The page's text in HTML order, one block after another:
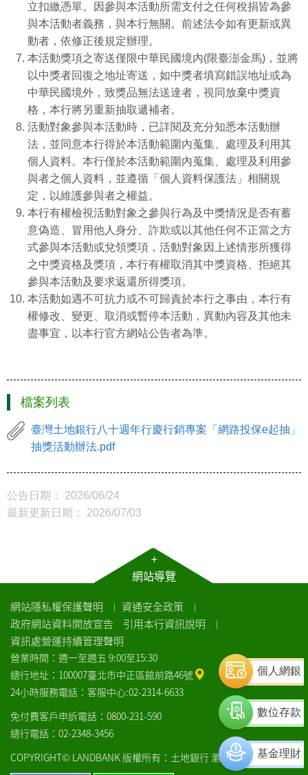
立扣繳憑單。因參與本活動所需支付之任何稅捐皆為參
與本活動者義務，與本行無關。前述法令如有更新或異
動者，依修正後規定辦理。
本活動獎項之寄送僅限中華民國境內(限臺澎金馬)，並將
以中獎者回復之地址寄送，如中獎者填寫錯誤地址或為
中華民國境外，致獎品無法送達者，視同放棄中獎資
格，本行將另重新抽取遞補者。
活動對象參與本活動時，已詳閱及充分知悉本活動辦
法，並同意本行得於本活動範圍內蒐集、處理及利用其
個人資料。本行僅於本活動範圍內蒐集、處理及利用參
與者之個人資料，並遵循「個人資料保護法」相關規
定，以維護參與者之權益。
本行有權檢視活動對象之參與行為及中獎情況是否有蓄
意偽造、冒用他人身分、詐欺或以其他任何不正當之方
式參與本活動或兌領獎項，活動對象因上述情形所獲得
之中獎資格及獎項，本行有權取消其中獎資格、拒絕其
參與本活動及要求返還所得獎項。
本活動如遇不可抗力或不可歸責於本行之事由，本行有
權修改、變更、取消或暫停本活動，異動內容及其他未
盡事宜，以本行官方網站公告者為準。
檔案列表
臺灣土地銀行八十週年行慶行銷專案「網路投保e起抽」
抽獎活動辦法.pdf
公告日期： 2026/06/24
最新更新日期： 2026/07/03
+
網站導覽
網站隱私權保護聲明 ｜ 資通安全政策 ｜
政府網站資料開放宣告 引用本行資訊說明 ｜
資訊處營運持續管理聲明
營業時間：週一至週五 9:00至15:30
總行地址：100007臺北市中正區館前路46號
24小時服務電話：客服中心:02-2314-6633
免付費客戶申訴電話：0800-231-590
總行電話：02-2348-3456
COPYRIGHT© LANDBANK 版權所有：土地銀行瀏覽器建議
個人網銀
數位存款
基金理財